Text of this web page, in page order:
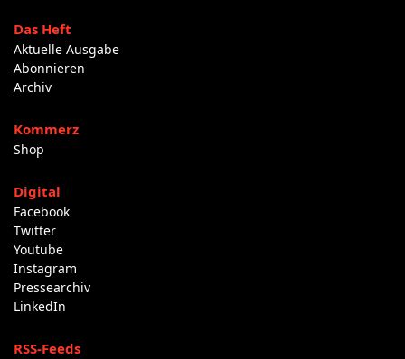
Das Heft
Aktuelle Ausgabe
Abonnieren
Archiv
Kommerz
Shop
Digital
Facebook
Twitter
Youtube
Instagram
Pressearchiv
LinkedIn
RSS-Feeds